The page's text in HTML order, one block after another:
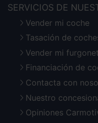
SERVICIOS DE
Vender mi coche
Tasación de
Vender mi
Financiación de
Contacta con
Nuestro
Opiniones